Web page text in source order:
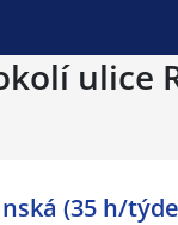
ulice
(35 h/